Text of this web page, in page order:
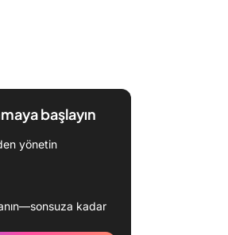
başlayın
yönetin
kadar